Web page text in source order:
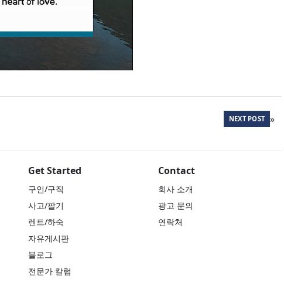
NEXT POST »
Get Started
구인/구직
사고/팔기
렌트/하숙
자유게시판
블로그
전문가 칼럼
Contact
회사 소개
광고 문의
연락처